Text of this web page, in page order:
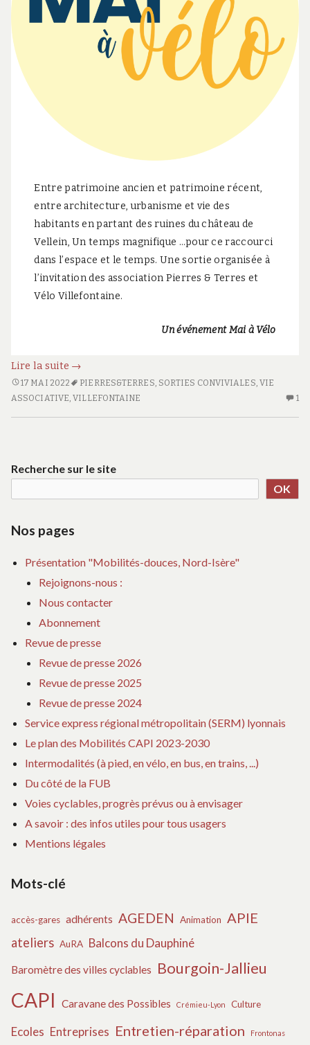
c
t
Entre patrimoine ancien et patrimoine récent,
entre architecture, urbanisme et vie des
habitants en partant des ruines du château de
Vellein, Un temps magnifique …pour ce raccourci
dans l’espace et le temps. Une sortie organisée à
l’invitation des association Pierres & Terres et
Vélo Villefontaine.
Un événement Mai à Vélo
Lire la suite Dimanche
15
mai
:
le
en
à
Villefontaine
→
DIMANCHE
15
LE
VÉLO
VILLEFONTAINE
17 MAI 2022 PIERRES&TERRES, SORTIES CONVIVIALES, VIE
ASSOCIATIVE,VILLEFONTAINE 1
Recherche sur le site
OK
Nos pages
Présentation "Mobilités-douces, Nord-Isère"
Rejoignons-nous :
Nous contacter
Abonnement
Revue de presse
Revue de presse 2026
Revue de presse 2025
Revue de presse 2024
Service express régional métropolitain (SERM) lyonnais
Le plan des Mobilités CAPI 2023-2030
Intermodalités (à pied, en vélo, en bus, en trains, ...)
Du côté de la FUB
Voies cyclables, progrès prévus ou à envisager
A savoir : des infos utiles pour tous usagers
Mentions légales
Mots-clé
accès-gares adhérents AGEDEN Animation APIE
ateliers AuRA Balcons du Dauphiné
Baromètre des villes cyclables Bourgoin-Jallieu
CAPI Caravane des Possibles Crémieu-Lyon Culture
Ecoles Entreprises Entretien-réparation Frontonas